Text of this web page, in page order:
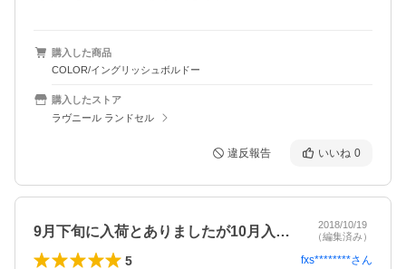
購入した商品
COLOR/イングリッシュボルドー
購入したストア
ラヴニール ランドセル
違反報告 いいね 0
9月下旬に入荷とありましたが10月入っ…
2018/10/19
（編集済み）
5 fxs********さん